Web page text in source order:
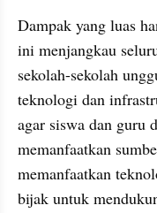
Dampak yang luas
ini menjangkau
sekolah-sekolah
teknologi dan
agar siswa dan guru
memanfaatkan
memanfaatkan
bijak untuk